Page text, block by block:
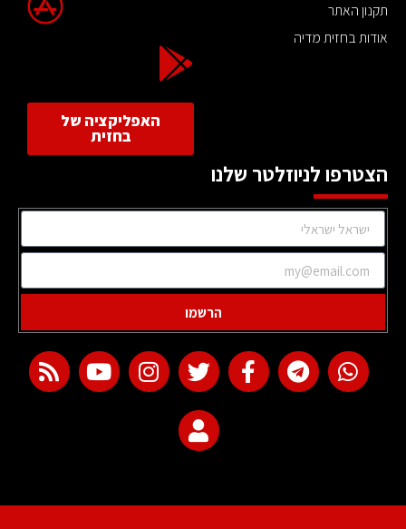
תקנון האתר
אודות בחזית מדיה
האפליקציה של
בחזית
הצטרפו לניוזלטר שלנו
הרשמו